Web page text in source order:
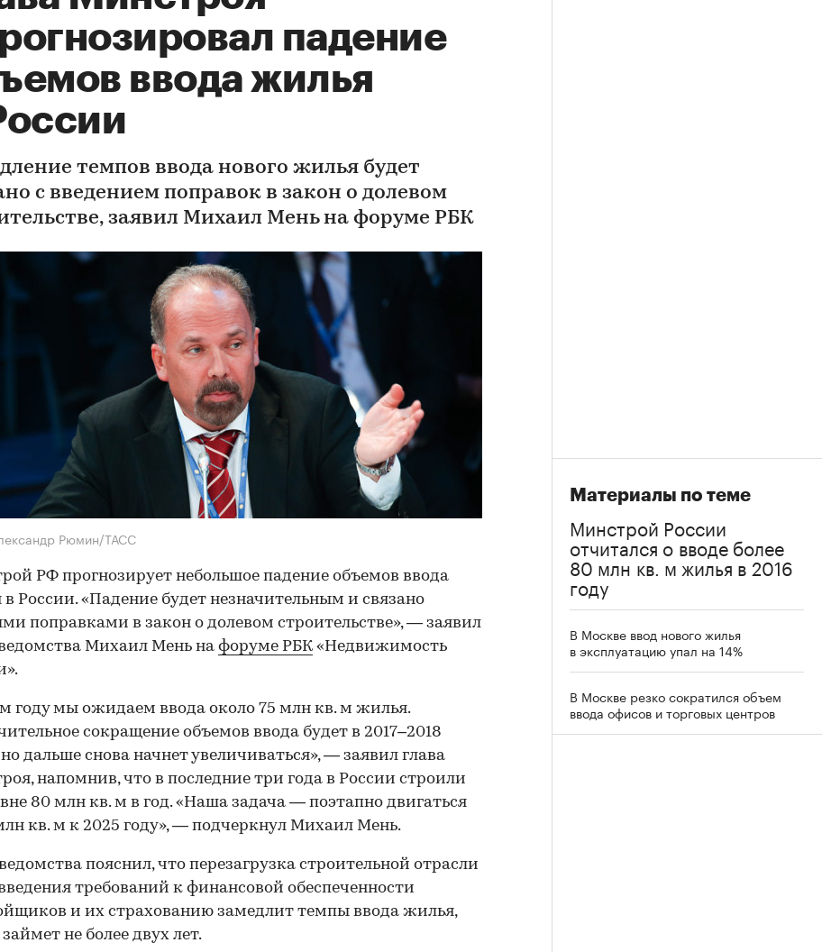
падение
ввода жилья
темпов ввода нового жилья будет
с введением поправок в закон о долевом
заявил Михаил Мень на форуме РБК
Рюмин/ТАСС
РФ прогнозирует небольшое падение объемов ввода
России. «Падение будет незначительным и связано
поправками в закон о долевом строительстве», — заявил
Михаил Мень на форуме РБК «Недвижимость
году мы ожидаем ввода около 75 млн кв. м жилья.
сокращение объемов ввода будет в 2017–2018
но дальше снова начнет увеличиваться», — заявил глава
напомнив, что в последние три года в России строили
80 млн кв. м в год. «Наша задача — поэтапно двигаться
кв. м к 2025 году», — подчеркнул Михаил Мень.
пояснил, что перезагрузка строительной отрасли
требований к финансовой обеспеченности
и их страхованию замедлит темпы ввода жилья,
не более двух лет.
Материалы по теме
Минстрой России
отчитался о вводе более
80 млн кв. м жилья в 2016
году
В Москве ввод нового жилья
в эксплуатацию упал на 14%
В Москве резко сократился объем
ввода офисов и торговых центров